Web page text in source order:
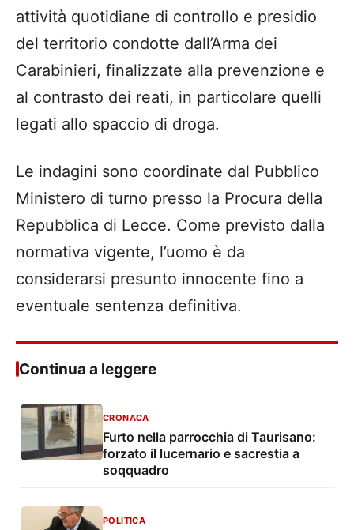
attività quotidiane di controllo e presidio
del territorio condotte dall’Arma dei
Carabinieri, finalizzate alla prevenzione e
al contrasto dei reati, in particolare quelli
legati allo spaccio di droga.
Le indagini sono coordinate dal Pubblico
Ministero di turno presso la Procura della
Repubblica di Lecce. Come previsto dalla
normativa vigente, l’uomo è da
considerarsi presunto innocente fino a
eventuale sentenza definitiva.
Continua a leggere
CRONACA
Furto nella parrocchia di Taurisano:
forzato il lucernario e sacrestia a
soqquadro
POLITICA